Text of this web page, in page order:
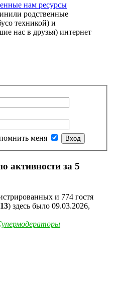
нам ресурсы
родственные
техникой) и
нас в друзья) интернет
меня
активности за 5
и 774 гостя
) здесь было 09.03.2026,